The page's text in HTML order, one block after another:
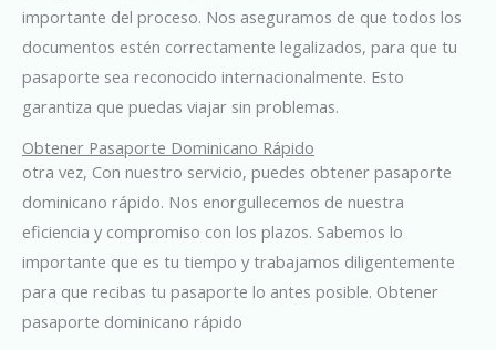
importante del proceso. Nos aseguramos de que todos los
documentos estén correctamente legalizados, para que tu
pasaporte sea reconocido internacionalmente. Esto
garantiza que puedas viajar sin problemas.
Obtener Pasaporte Dominicano Rápido
otra vez, Con nuestro servicio, puedes obtener pasaporte
dominicano rápido. Nos enorgullecemos de nuestra
eficiencia y compromiso con los plazos. Sabemos lo
importante que es tu tiempo y trabajamos diligentemente
para que recibas tu pasaporte lo antes posible. Obtener
pasaporte dominicano rápido